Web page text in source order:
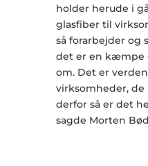
holder herude i
glasfiber til
så forarbejder og
det er en kæmpe
om. Det er
virksomheder, de
derfor så er det
sagde Morten